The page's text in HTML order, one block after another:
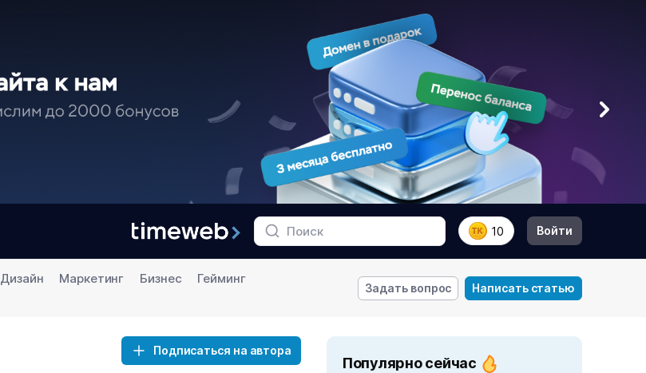
10 Войти
Дизайн Маркетинг Бизнес
Гейминг
Задать вопрос Написать статью
Подписаться на автора
Популярно сейчас